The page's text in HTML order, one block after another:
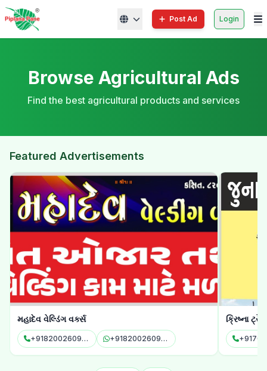
Post Ad Login
Browse Agricultural Ads
Find the best agricultural products and services
Featured Advertisements
ક્રિષ્ના ટ્રેક્ટર્સ
+917016687403 +917016687403
પીપળાના